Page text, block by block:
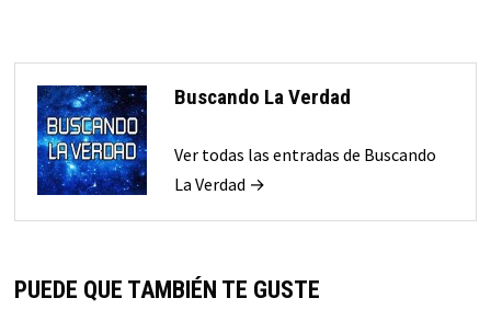
Buscando La Verdad
Ver todas las entradas de Buscando
La Verdad →
PUEDE QUE TAMBIÉN TE GUSTE